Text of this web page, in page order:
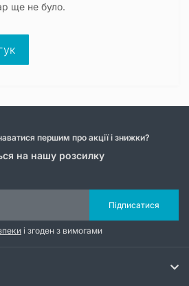
ще не було.
першим про акції і знижки?
на нашу розсилку
Підписатися
і згоден з вимогами